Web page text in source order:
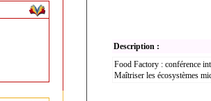
Description :
Food Factory : conférence
Maîtriser les écosystèmes